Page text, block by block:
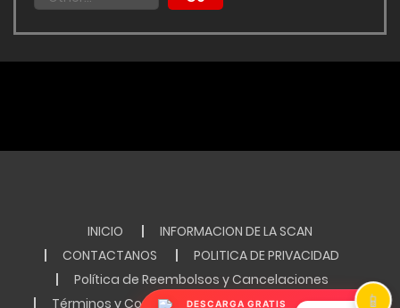
INICIO
INFORMACION DE LA SCAN
CONTACTANOS
POLITICA DE PRIVACIDAD
Política de Reembolsos y Cancelaciones
Términos y Condiciones de Uso de RICHTOSCAN
DESCARGA GRATIS 📱